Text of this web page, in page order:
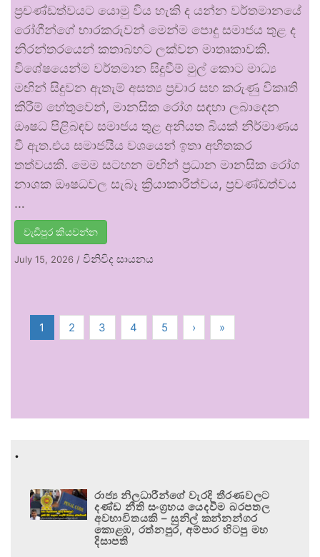
ප්‍රචණ්ඩත්වයට යොමු විය හැකි ද යන්න වර්තමානයේ
රෝගීන්ගේ භාරකරුවන් මෙන්ම පොදු සමාජය තුළ ද
නිරන්තරයෙන් කතාබහට ලක්වන මාතෘකාවකි.
විශේෂයෙන්ම වර්තමාන සිදුවීම් මුල් කොට මාධ්‍ය
මඟින් සිදුවන ඇතැම් අසත්‍ය ප්‍රචාර සහ කරුණු විකෘති
කිරීම් හේතුවෙන්, මානසික රෝග සඳහා ලබාදෙන
ඖෂධ පිළිබඳව සමාජය තුළ අනියත බියක් නිර්මාණය
වී ඇත.එය සමාජයීය වශයෙන් ඉතා අහිතකර
තත්වයකි. මෙම සටහන මඟින් ප්‍රධාන මානසික රෝග
නාශක ඖෂධවල සැබෑ ක්‍රියාකාරීත්වය, ප්‍රචණ්ඩත්වය
…
වැඩිපුර කියවන්න
July 15, 2026 / විනිවිද සායනය
1 2 3 4 5 › »
.
රාජ්‍ය නිලධාරීන්ගේ වැරදි තීරණවලට
දණ්ඩ නීති සංග්‍රහය යෙදවීම බරපතල
අවභාවිතයකි – සුනිල් කන්නන්ගර
කොළඹ, රත්නපුර, අම්පාර හිටපු මහ
දිසාපති